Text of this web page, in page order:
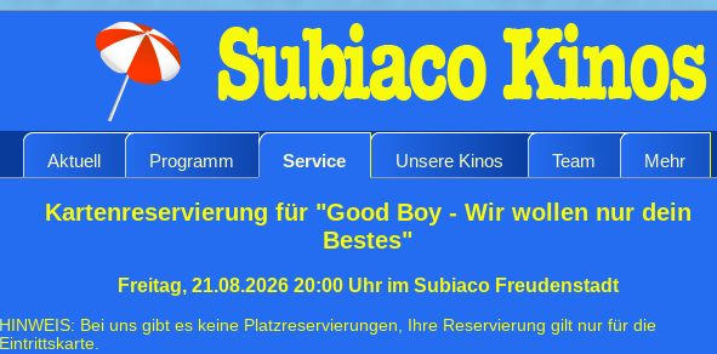
Aktuell Programm Service Unsere Kinos Team Mehr
Kartenreservierung für "Good Boy - Wir wollen nur dein
Bestes"
Freitag, 21.08.2026 20:00 Uhr im Subiaco Freudenstadt
HINWEIS: Bei uns gibt es keine Platzreservierungen, Ihre Reservierung gilt nur für die
Eintrittskarte.